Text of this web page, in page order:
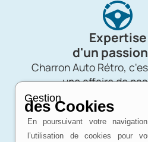
Expertise
d'un
Charron Auto Rétro,
une affaire de
Gestion
des Cookies
En poursuivant votre
l’utilisation de cookies pour